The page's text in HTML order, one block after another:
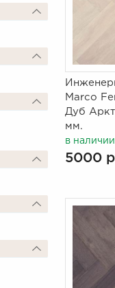
Marco
Дуб
мм.
в наличии
5000